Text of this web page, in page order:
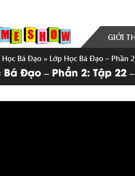
GIỚI
Học Bá Đạo » Lớp Học Bá Đạo – Phần
Bá Đạo – Phần 2: Tập